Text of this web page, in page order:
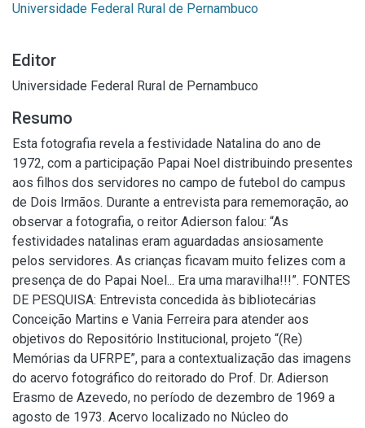
Universidade Federal Rural de Pernambuco
Editor
Universidade Federal Rural de Pernambuco
Resumo
Esta fotografia revela a festividade Natalina do ano de
1972, com a participação Papai Noel distribuindo presentes
aos filhos dos servidores no campo de futebol do campus
de Dois Irmãos. Durante a entrevista para rememoração, ao
observar a fotografia, o reitor Adierson falou: “As
festividades natalinas eram aguardadas ansiosamente
pelos servidores. As crianças ficavam muito felizes com a
presença de do Papai Noel... Era uma maravilha!!!”. FONTES
DE PESQUISA: Entrevista concedida às bibliotecárias
Conceição Martins e Vania Ferreira para atender aos
objetivos do Repositório Institucional, projeto “(Re)
Memórias da UFRPE”, para a contextualização das imagens
do acervo fotográfico do reitorado do Prof. Dr. Adierson
Erasmo de Azevedo, no período de dezembro de 1969 a
agosto de 1973. Acervo localizado no Núcleo do